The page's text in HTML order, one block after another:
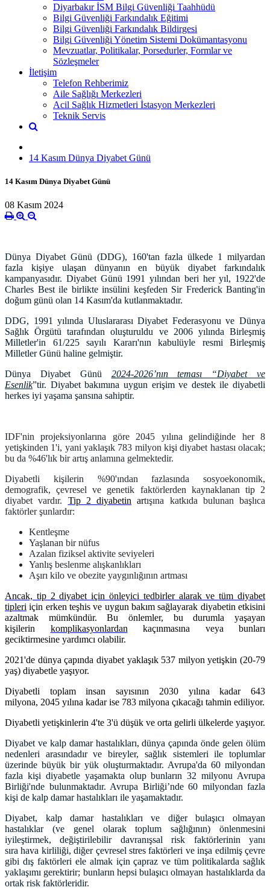
Diyarbakır İSM Bilgi Güvenliği Taahhüdü
Bilgi Güvenliği Farkındalık Eğitimi
Bilgi Güvenliği Farkındalık Bildirgesi
Bilgi Güvenliği Yönetim Sistemi Dokümantasyonu
Mevzuatlar, Politikalar, Porsedurler, Formlar ve
Sözleşmeler
İletişim
Telefon Rehberimiz
Aile Sağlığı Merkezleri
Acil Sağlık Hizmetleri İstasyon Merkezleri
Teknik Servis
14 Kasım Dünya Diyabet Günü
14 Kasım Dünya Diyabet Günü
08 Kasım 2024
Dünya Diyabet Günü (DDG), 160'tan fazla ülkede 1 milyardan
fazla kişiye ulaşan dünyanın en büyük diyabet farkındalık
kampanyasıdır. Diyabet Günü 1991 yılından beri her yıl, 1922'de
Charles Best ile birlikte insülini keşfeden Sir Frederick Banting'in
doğum günü olan 14 Kasım'da kutlanmaktadır.
DDG, 1991 yılında Uluslararası Diyabet Federasyonu ve Dünya
Sağlık Örgütü tarafından oluşturuldu ve 2006 yılında Birleşmiş
Milletler'in 61/225 sayılı Kararı'nın kabulüyle resmi Birleşmiş
Milletler Günü haline gelmiştir.
Dünya Diyabet Günü 2024-2026’nın teması “Diyabet ve
Esenlik”tir. Diyabet bakımına uygun erişim ve destek ile diyabetli
herkes iyi yaşama şansına sahiptir.
IDF'nin projeksiyonlarına göre 2045 yılına gelindiğinde her 8
yetişkinden 1'i, yani yaklaşık 783 milyon kişi diyabet hastası olacak;
bu da %46'lık bir artış anlamına gelmektedir.
Diyabetli kişilerin %90'ından fazlasında sosyoekonomik,
demografik, çevresel ve genetik faktörlerden kaynaklanan tip 2
diyabet vardır. Tip 2 diyabetin artışına katkıda bulunan başlıca
faktörler şunlardır:
Kentleşme
Yaşlanan bir nüfus
Azalan fiziksel aktivite seviyeleri
Yanlış beslenme alışkanlıkları
Aşırı kilo ve obezite yaygınlığının artması
Ancak, tip 2 diyabet için önleyici tedbirler alarak vetüm diyabet
tipleri için erken teşhis ve uygun bakım sağlayarak diyabetin etkisini
azaltmak mümkündür. Bu önlemler, bu durumla yaşayan
kişilerin komplikasyonlardan kaçınmasına veya bunları
geciktirmesine yardımcı olabilir.
2021'de dünya çapında diyabet yaklaşık 537 milyon yetişkin (20-79
yaş) diyabetle yaşıyor.
Diyabetli toplam insan sayısının 2030 yılına kadar 643
milyona, 2045 yılına kadar ise 783 milyona çıkacağı tahmin ediliyor.
Diyabetli yetişkinlerin 4'te 3'ü düşük ve orta gelirli ülkelerde yaşıyor.
Diyabet ve kalp damar hastalıkları, dünya çapında önde gelen ölüm
nedenleri arasındadırve bireyler, sağlık sistemleri ile toplumlar
üzerinde büyük bir yük oluşturmaktadır. Avrupa'da 60 milyondan
fazla kişi diyabetle yaşamakta olup bunların 32 milyonu Avrupa
Birliği'nde bulunmaktadır. Avrupa Birliği’nde 60 milyondan fazla
kişi de kalp damar hastalıkları ile yaşamaktadır.
Diyabet, kalp damar hastalıkları ve diğer bulaşıcı olmayan
hastalıklar (ve genel olarak toplum sağlığının) önlenmesini
iyileştirmek, değiştirilebilir davranışsal risk faktörlerinin yanı
sıra hava kirliliği, diğer çevresel stres faktörleri ve inşa edilmiş çevre
gibi dış faktörleri ele almak için çapraz ve tüm politikalarda sağlık
yaklaşımı gerektirir; bunların hepsi bulaşıcı olmayan hastalıklarda da
ortak risk faktörleridir.